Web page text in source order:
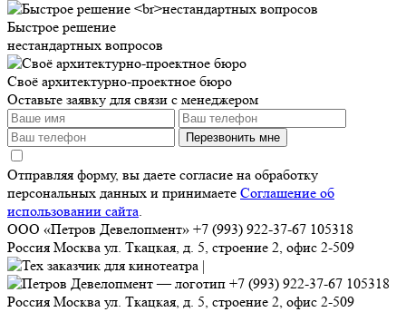
Быстрое решение
нестандартных вопросов
Своё архитектурно-проектное бюро
Оставьте заявку для связи с менеджером
Перезвонить мне
Отправляя форму, вы даете согласие на обработку
персональных данных и принимаете Соглашение об
использовании сайта.
ООО «Петров Девелопмент» +7 (993) 922-37-67 105318
Россия Москва ул. Ткацкая, д. 5, строение 2, офис 2-509
+7 (993) 922-37-67 105318
Россия Москва ул. Ткацкая, д. 5, строение 2, офис 2-509